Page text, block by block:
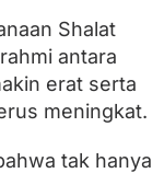
Shalat
antara
erat serta
meningkat.
tak hanya